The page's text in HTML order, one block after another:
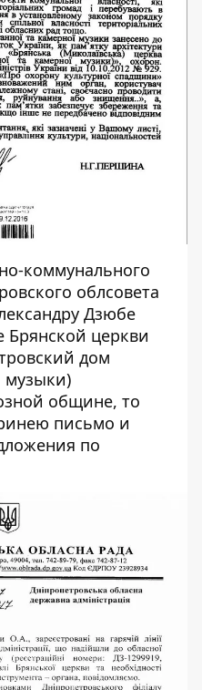
коммунального
облсовета
Дзюбе
Брянской церкви
дом
музыки)
общине, то
письмо и
по